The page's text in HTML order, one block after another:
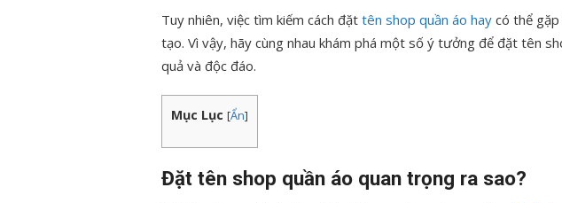
Tuy nhiên, việc tìm kiếm cách đặt tên shop quần áo hay có thể
tạo. Vì vậy, hãy cùng nhau khám phá một số ý tưởng để đặt tên
quả và độc đáo.
Mục Lục [Ẩn]
Đặt tên shop quần áo quan trọng ra sao?